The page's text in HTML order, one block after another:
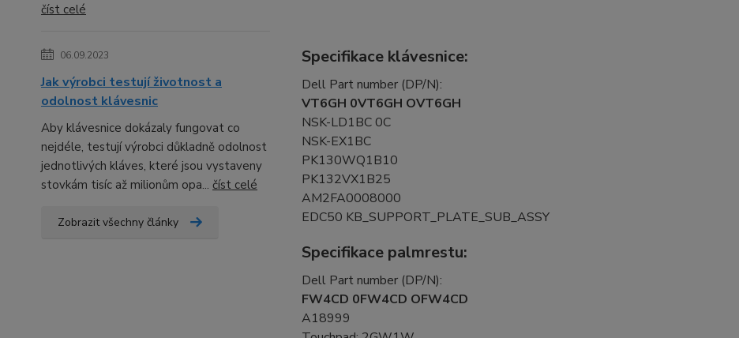
číst celé
06.09.2023
Jak výrobci testují životnost a
odolnost klávesnic
Aby klávesnice dokázaly fungovat co
nejdéle, testují výrobci důkladně odolnost
jednotlivých kláves, které jsou vystaveny
stovkám tisíc až milionům opa... číst celé
Zobrazit všechny články
Specifikace klávesnice:
Dell Part number (DP/N):
VT6GH 0VT6GH OVT6GH
NSK-LD1BC 0C
NSK-EX1BC
PK130WQ1B10
PK132VX1B25
AM2FA0008000
EDC50 KB_SUPPORT_PLATE_SUB_ASSY
Specifikace palmrestu:
Dell Part number (DP/N):
FW4CD 0FW4CD OFW4CD
A18999